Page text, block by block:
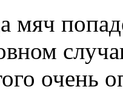
мяч
очень